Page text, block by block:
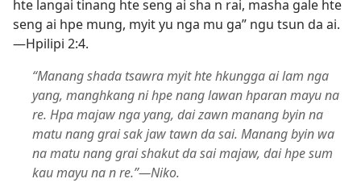
hte langai tinang hte seng ai sha n rai, masha gale hte
seng ai hpe mung, myit yu nga mu ga” ngu tsun da ai.​
—Hpilipi 2:4.
“Manang shada tsawra myit hte hkungga ai lam nga
yang, manghkang ni hpe nang lawan hparan mayu na
re. Hpa majaw nga yang, dai zawn manang byin na
matu nang grai sak jaw tawn da sai. Manang byin wa
na matu nang grai shakut da sai majaw, dai hpe sum
kau mayu na n re.”​—Niko.